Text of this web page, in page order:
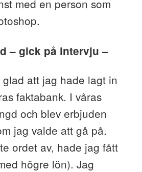
med en person som
– gick på intervju –
att jag hade lagt in
faktabank. I våras
och blev erbjuden
jag valde att gå på.
ordet av, hade jag fått
högre lön). Jag